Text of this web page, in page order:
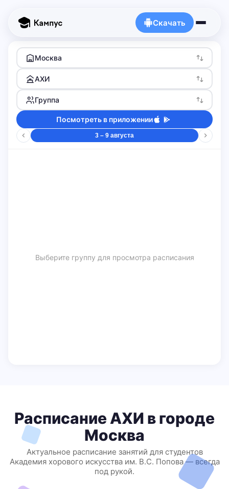
Скачать
Москва
АХИ
Группа
Посмотреть в приложении
3 – 9 августа
Выберите группу для просмотра расписания
Расписание АХИ в городе
Москва
Актуальное расписание занятий для студентов
Академия хорового искусства им. В.С. Попова — всегда
под рукой.